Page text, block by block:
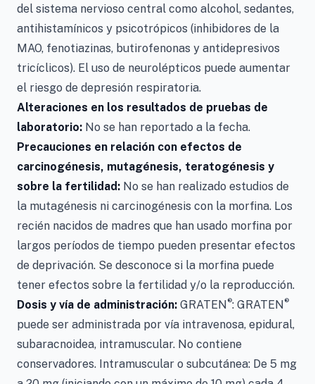
del sistema nervioso central como alcohol, sedantes,
antihistamínicos y psicotrópicos (inhibidores de la
MAO, fenotiazinas, butirofenonas y antidepresivos
tricíclicos). El uso de neurolépticos puede aumentar
el riesgo de depresión respiratoria.
Alteraciones en los resultados de pruebas de
laboratorio: No se han reportado a la fecha.
Precauciones en relación con efectos de
carcinogénesis, mutagénesis, teratogénesis y
sobre la fertilidad: No se han realizado estudios de
la mutagénesis ni carcinogénesis con la morfina. Los
recién nacidos de madres que han usado morfina por
largos períodos de tiempo pueden presentar efectos
de deprivación. Se desconoce si la morfina puede
tener efectos sobre la fertilidad y/o la reproducción.
Dosis y vía de administración: GRATEN®: GRATEN®
puede ser administrada por vía intravenosa, epidural,
subaracnoidea, intramuscular. No contiene
conservadores. Intramuscular o subcutánea: De 5 mg